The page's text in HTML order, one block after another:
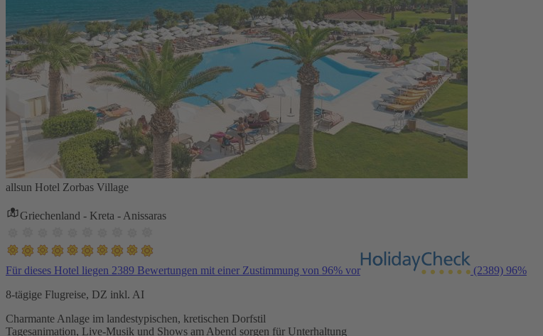
allsun Hotel Zorbas Village
Griechenland - Kreta - Anissaras
Für dieses Hotel liegen 2389 Bewertungen mit einer Zustimmung von 96% vor (2389) 96%
8-tägige Flugreise, DZ inkl. AI
Charmante Anlage im landestypischen, kretischen Dorfstil
Tagesanimation, Live-Musik und Shows am Abend sorgen für Unterhaltung